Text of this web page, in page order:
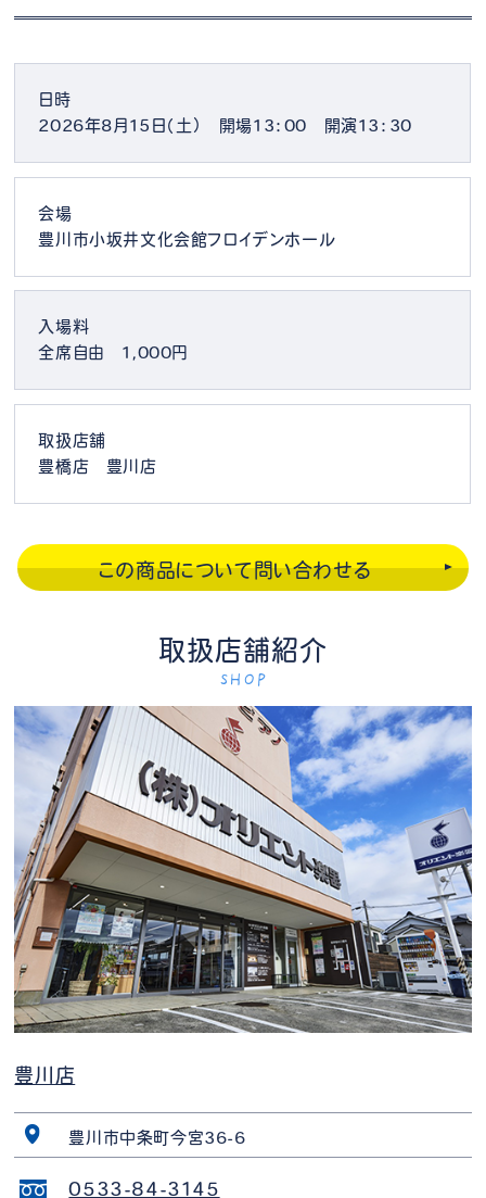
日時
2026年8月15日（土） 開場13：00 開演13：30
会場
豊川市小坂井文化会館フロイデンホール
入場料
全席自由 1,000円
取扱店舗
豊橋店 豊川店
この商品について問い合わせる
取扱店舗紹介
SHOP
豊川店
豊川市中条町今宮36-6
0533-84-3145